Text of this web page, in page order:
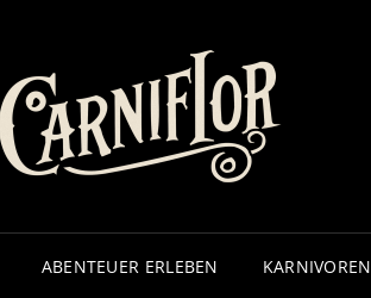
ABENTEUER ERLEBEN KARNIVOREN